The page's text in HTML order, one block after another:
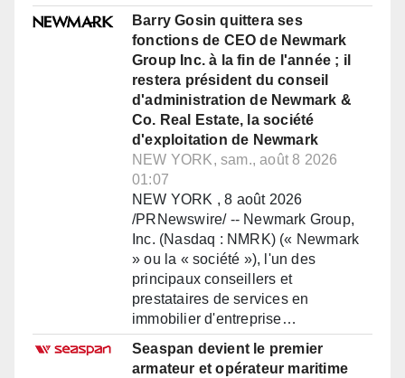
Barry Gosin quittera ses
fonctions de CEO de Newmark
Group Inc. à la fin de l'année ; il
restera président du conseil
d'administration de Newmark &
Co. Real Estate, la société
d'exploitation de Newmark
NEW YORK, sam., août 8 2026
01:07
NEW YORK , 8 août 2026
/PRNewswire/ -- Newmark Group,
Inc. (Nasdaq : NMRK) (« Newmark
» ou la « société »), l'un des
principaux conseillers et
prestataires de services en
immobilier d'entreprise…
Seaspan devient le premier
armateur et opérateur maritime